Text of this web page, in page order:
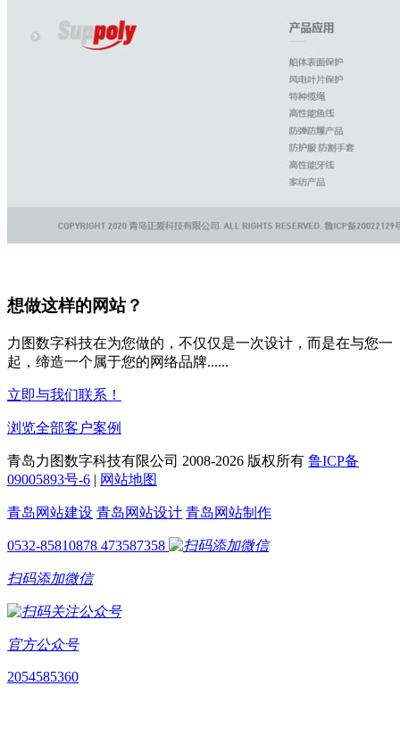
想做这样的网站？
力图数字科技在为您做的，不仅仅是一次设计，而是在与您一
起，缔造一个属于您的网络品牌......
立即与我们联系！
浏览全部客户案例
青岛力图数字科技有限公司 2008-2026 版权所有 鲁ICP备
09005893号-6 | 网站地图
青岛网站建设 青岛网站设计 青岛网站制作
0532-85810878 473587358
扫码添加微信
官方公众号
2054585360